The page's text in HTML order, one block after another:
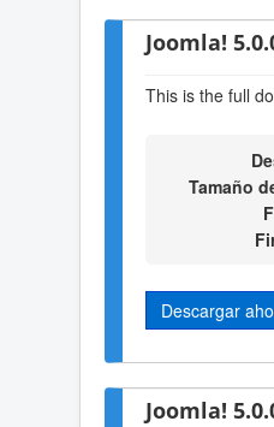
Joomla!
This is the full
Tamaño
Descargar
Joomla!